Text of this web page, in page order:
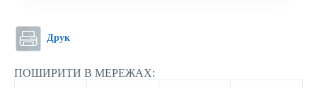
Друк
ПОШИРИТИ В МЕРЕЖАХ: